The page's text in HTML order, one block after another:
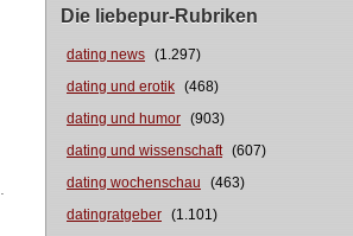
Die liebepur-Rubriken
dating news (1.297)
dating und erotik (468)
dating und humor (903)
dating und wissenschaft (607)
dating wochenschau
(463)
datingratgeber (1.101)